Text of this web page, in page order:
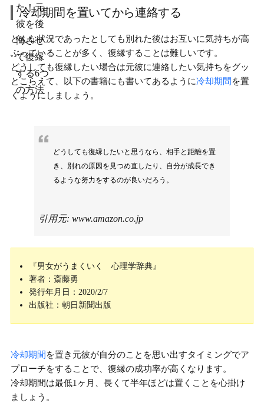
冷却期間を置いてから連絡する
どんな状況であったとしても別れた後はお互いに気持ちが高
ぶっている ことが多く、復縁することは難しいです。
どうしても復縁したい場合は元彼に連絡したい気持ちをグッ
とこらえて、以下の書籍にも書いてあるように冷却期間 を置
くようにしましょう。
どうしても復縁したいと思うなら、相手と距離を置
き、別れの原因を見つめ直したり、自分が成長でき
るような努力をするのが良いだろう。
引用元: www.amazon.co.jp
『男女がうまくいく 心理学辞典』
著者：斎藤勇
発行年月日：2020/2/7
出版社：朝日新聞出版
冷却期間 を置き元彼が自分のことを思い出すタイミングでア
プローチをすることで、復縁の成功率が高くなります。
冷却期間は最低1ヶ月、長くて半年ほどは置くことを心掛け
ましょう。